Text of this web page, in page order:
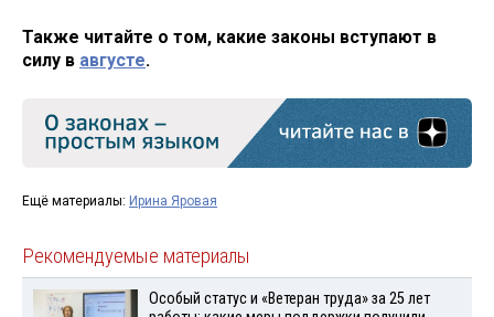
Также читайте о том, какие законы вступают в
силу в августе.
Ещё материалы: Ирина Яровая
Рекомендуемые материалы
Особый статус и «Ветеран труда» за 25 лет